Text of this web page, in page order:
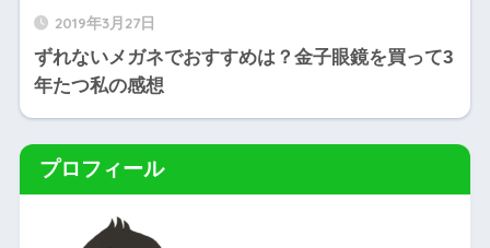
2019年3月27日
ずれないメガネでおすすめは？金子眼鏡を買って3
年たつ私の感想
プロフィール